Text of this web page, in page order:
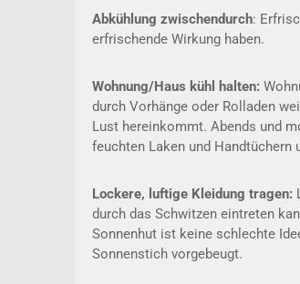
Abkühlung zwischendurch:
erfrischende Wirkung haben.
Wohnung/Haus kühl halten:
durch Vorhänge oder Rolladen
Lust hereinkommt. Abends und
feuchten Laken und
Lockere, luftige Kleidung tragen:
durch das Schwitzen eintreten
Sonnenhut ist keine schlechte
Sonnenstich vorgebeugt.